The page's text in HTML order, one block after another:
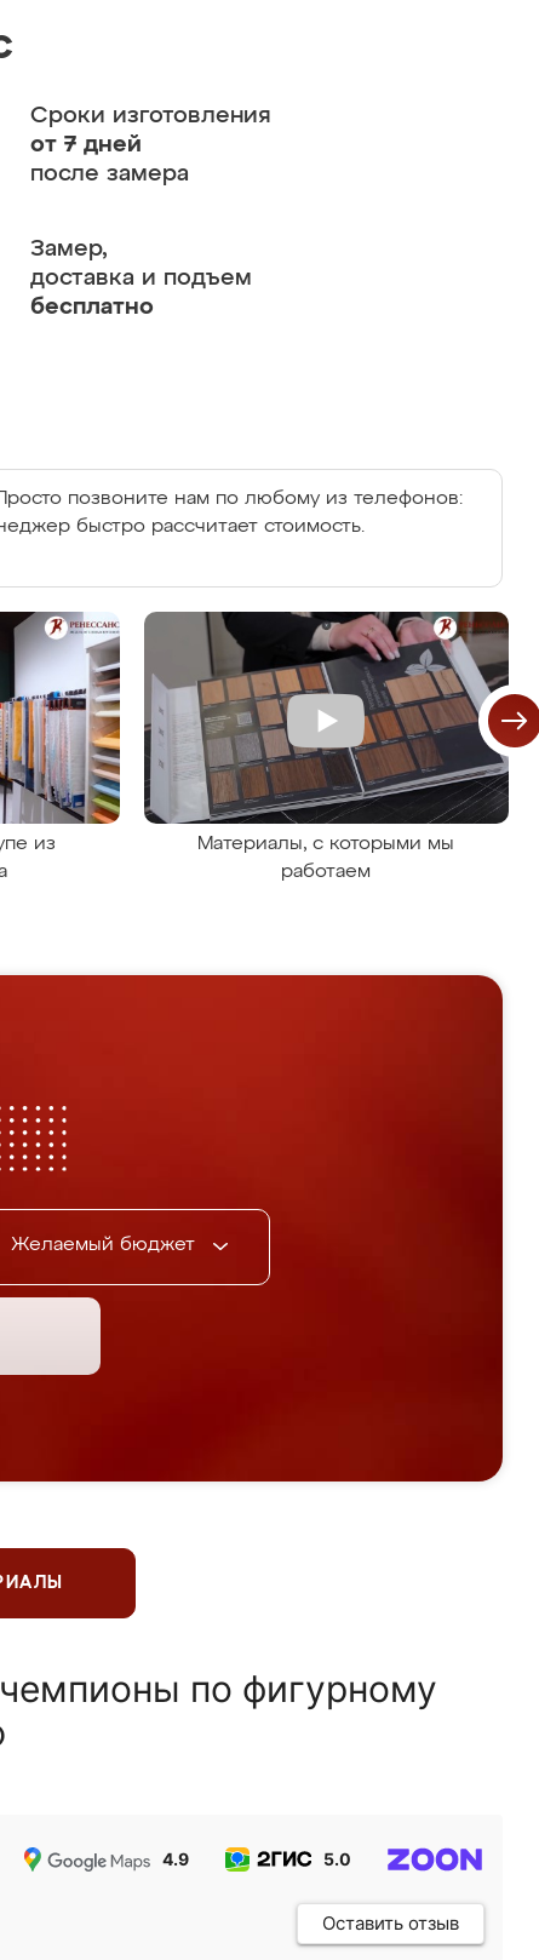
Сроки изготовления
от 7 дней
после замера
Замер,
доставка и подъем
бесплатно
позвоните нам по любому из телефонов:
быстро рассчитает стоимость.
из
Материалы, с которыми мы
работаем
Желаемый бюджет
по фигурному
4.9 5.0
Оставить отзыв